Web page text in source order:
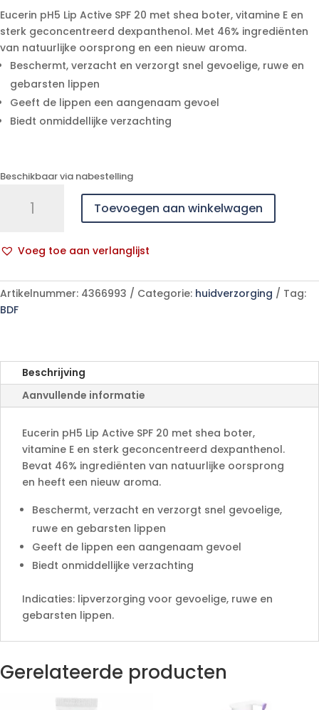
Eucerin pH5 Lip Active SPF 20 met shea boter, vitamine E en
sterk geconcentreerd dexpanthenol. Met 46% ingrediënten
van natuurlijke oorsprong en een nieuw aroma.
Beschermt, verzacht en verzorgt snel gevoelige, ruwe en
gebarsten lippen
Geeft de lippen een aangenaam gevoel
Biedt onmiddellijke verzachting
Beschikbaar via nabestelling
Ip20
aantal
Toevoegen aan winkelwagen
Voeg toe aan verlanglijst
l
t
e
a
t
Artikelnummer: 4366993 Categorie: huidverzorging
Tag:
BDF
Beschrijving
Aanvullende informatie
Eucerin pH5 Lip Active SPF 20 met shea boter,
vitamine E en sterk geconcentreerd dexpanthenol.
Bevat 46% ingrediënten van natuurlijke oorsprong
en heeft een nieuw aroma.
Beschermt, verzacht en verzorgt snel gevoelige,
ruwe en gebarsten lippen
Geeft de lippen een aangenaam gevoel
Biedt onmiddellijke verzachting
Indicaties: lipverzorging voor gevoelige, ruwe en
gebarsten lippen.
Gerelateerde producten